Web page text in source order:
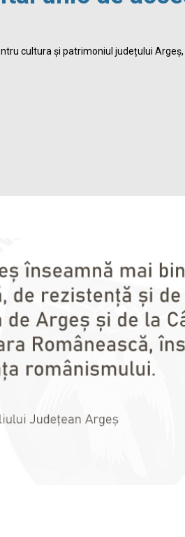
cultura și patrimoniul județului Argeș,